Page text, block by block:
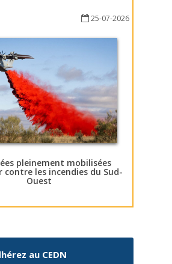
25-07-2026
pleinement mobilisées
les incendies du Sud-
Ouest
au CEDN